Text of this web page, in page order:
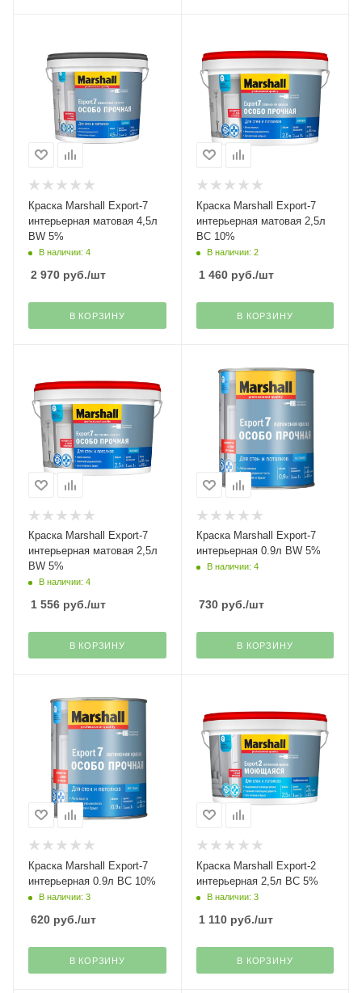
Краска Marshall Export-7
интерьерная матовая 4,5л
ВW 5%
В наличии: 4
2 970 руб./шт
В КОРЗИНУ
Краска Marshall Export-7
интерьерная матовая 2,5л
ВС 10%
В наличии: 2
1 460руб./шт
В КОРЗИНУ
Краска Marshall Export-7
интерьерная матовая 2,5л
ВW 5%
В наличии: 4
1 556 руб./шт
В КОРЗИНУ
Краска Marshall Export-7
интерьерная 0.9л ВW 5%
В наличии: 4
730руб./шт
В КОРЗИНУ
Краска Marshall Export-7
интерьерная 0.9л ВC 10%
В наличии: 3
620 руб./шт
В КОРЗИНУ
Краска Marshall Export-2
интерьерная 2,5л ВС 5%
В наличии: 3
1 110руб./шт
В КОРЗИНУ